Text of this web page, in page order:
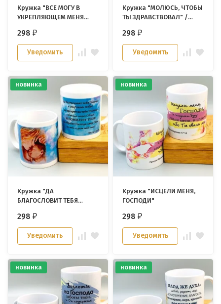
Кружка "ВСЕ МОГУ В
УКРЕПЛЯЮЩЕМ МЕНЯ
298₽
Уведомить
Кружка "МОЛЮСЬ, ЧТОБЫ
ТЫ ЗДРАВСТВОВАЛ" /
298₽
Уведомить
новинка
Кружка "ДА
БЛАГОСЛОВИТ ТЕБЯ
ребенок/
298₽
Уведомить
новинка
Кружка "ИСЦЕЛИ МЕНЯ,
ГОСПОДИ"
298₽
Уведомить
новинка новинка